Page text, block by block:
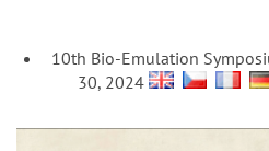
10th Bio-Emulation
30, 2024